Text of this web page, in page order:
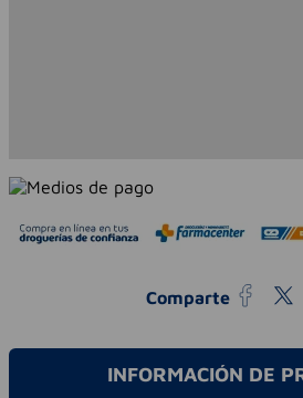
Comparte
INFORMACIÓN DE